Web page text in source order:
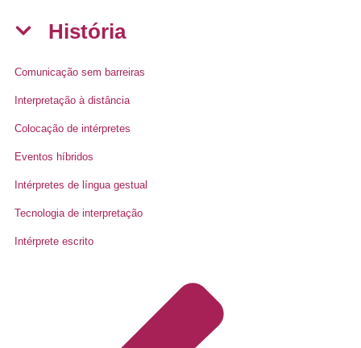
História
Comunicação sem barreiras
Interpretação à distância
Colocação de intérpretes
Eventos híbridos
Intérpretes de língua gestual
Tecnologia de interpretação
Intérprete escrito